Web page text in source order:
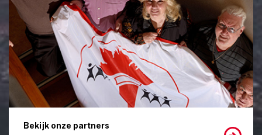
Bekijk onze partners